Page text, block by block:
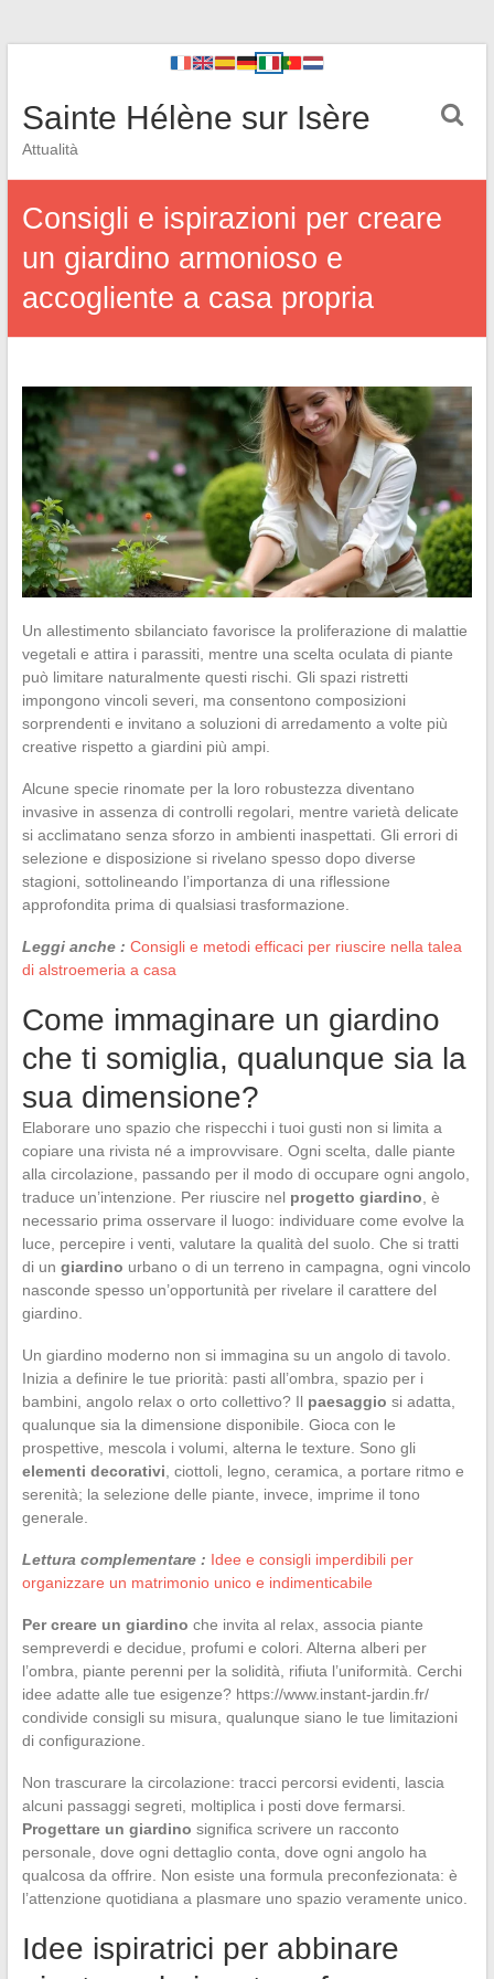
Sainte Hélène sur Isère
Attualità
Consigli e ispirazioni per creare
un giardino armonioso e
accogliente a casa propria
Un allestimento sbilanciato favorisce la proliferazione di malattie
vegetali e attira i parassiti, mentre una scelta oculata di piante
può limitare naturalmente questi rischi. Gli spazi ristretti
impongono vincoli severi, ma consentono composizioni
sorprendenti e invitano a soluzioni di arredamento a volte più
creative rispetto a giardini più ampi.
Alcune specie rinomate per la loro robustezza diventano
invasive in assenza di controlli regolari, mentre varietà delicate
si acclimatano senza sforzo in ambienti inaspettati. Gli errori di
selezione e disposizione si rivelano spesso dopo diverse
stagioni, sottolineando l’importanza di una riflessione
approfondita prima di qualsiasi trasformazione.
Leggi anche : Consigli e metodi efficaci per riuscire nella talea
di alstroemeria a casa
Come immaginare un giardino
che ti somiglia, qualunque sia la
sua dimensione?
Elaborare uno spazio che rispecchi i tuoi gusti non si limita a
copiare una rivista né a improvvisare. Ogni scelta, dalle piante
alla circolazione, passando per il modo di occupare ogni angolo,
traduce un’intenzione. Per riuscire nel progetto giardino , è
necessario prima osservare il luogo: individuare come evolve la
luce, percepire i venti, valutare la qualità del suolo. Che si tratti
di un giardino urbano o di un terreno in campagna, ogni vincolo
nasconde spesso un’opportunità per rivelare il carattere del
giardino.
Un giardino moderno non si immagina su un angolo di tavolo.
Inizia a definire le tue priorità: pasti all’ombra, spazio per i
bambini, angolo relax o orto collettivo? Il paesaggio si adatta,
qualunque sia la dimensione disponibile. Gioca con le
prospettive, mescola i volumi, alterna le texture. Sono gli
elementi decorativi , ciottoli, legno, ceramica, a portare ritmo e
serenità; la selezione delle piante, invece, imprime il tono
generale.
Lettura complementare : Idee e consigli imperdibili per
organizzare un matrimonio unico e indimenticabile
Per creare un giardino che invita al relax, associa piante
sempreverdi e decidue, profumi e colori. Alterna alberi per
l’ombra, piante perenni per la solidità, rifiuta l’uniformità. Cerchi
idee adatte alle tue esigenze? https://www.instant-jardin.fr/
condivide consigli su misura, qualunque siano le tue limitazioni
di configurazione.
Non trascurare la circolazione: tracci percorsi evidenti, lascia
alcuni passaggi segreti, moltiplica i posti dove fermarsi.
Progettare un giardino significa scrivere un racconto
personale, dove ogni dettaglio conta, dove ogni angolo ha
qualcosa da offrire. Non esiste una formula preconfezionata: è
l’attenzione quotidiana a plasmare uno spazio veramente unico.
Idee ispiratrici per abbinare